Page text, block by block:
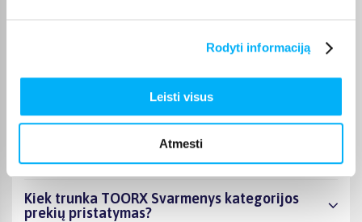
Rodyti informaciją
Leisti visus
Atmesti
Kokie TOORX Svarmenys kategorijoje esantys
produktai šiuo metu populiariausi?
Kiek prekių yra TOORX Svarmenys kategorijos
Ar BIGBOX.LT galima rasti akcijų TOORX
Svarmenys kategorijoje?
Kiek trunka TOORX Svarmenys kategorijos
prekių pristatymas?